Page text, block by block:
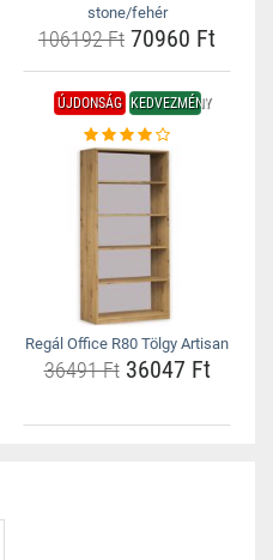
stone/fehér
106192 Ft 70960 Ft
ÚJDONSÁG KEDVEZMÉNY
Regál Office R80 Tölgy Artisan
36491 Ft36047 Ft